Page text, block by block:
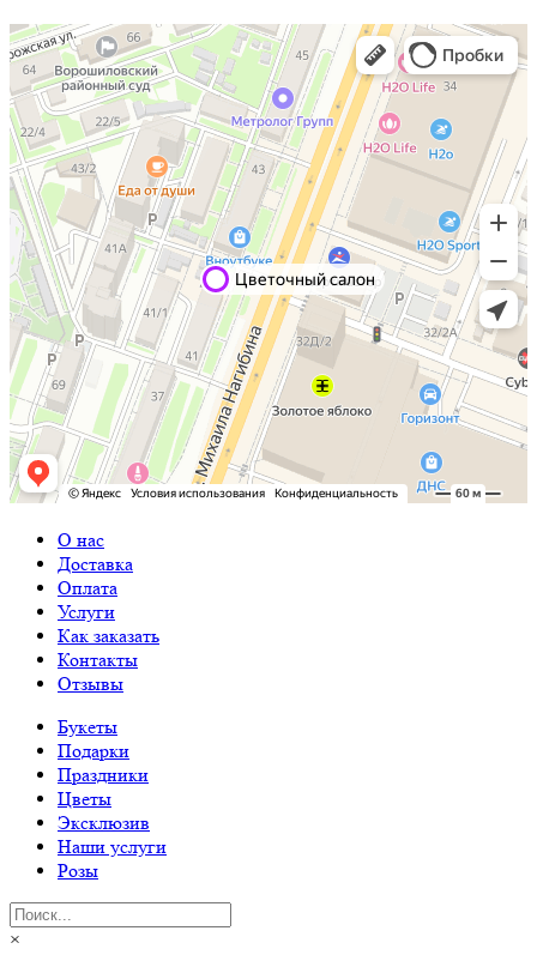
О нас
Доставка
Оплата
Услуги
Как заказать
Контакты
Отзывы
Букеты
Подарки
Праздники
Цветы
Эксклюзив
Наши услуги
Розы
×